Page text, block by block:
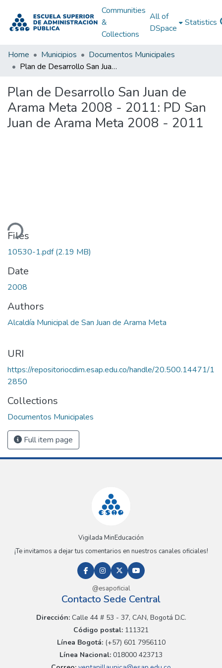
Communities
&
Collections
All of
DSpace
Statistics
Home Municipios
Documentos Municipales
Plan de Desarrollo San Juan de Arama Meta 2008 - 2011: PD San Juan de Arama Meta 2008 - 2011
Plan de Desarrollo San Juan de
Arama Meta 2008 - 2011: PD San
Juan de Arama Meta 2008 - 2011
Files
10530-1.pdf(2.19 MB)
Date
2008
Authors
Alcaldía Municipal de San Juan de Arama Meta
URI
https://repositoriocdim.esap.edu.co/handle/20.500.14471/1
2850
Collections
Documentos Municipales
Full item page
Vigilada MinEducación
¡Te invitamos a dejar tus comentarios en nuestros canales oficiales!
@esapoficial
Contacto Sede Central
Dirección:Calle 44 # 53 - 37, CAN, Bogotá D.C.
Código postal: 111321
Línea Bogotá:(+57) 601 7956110
Línea Nacional: 018000 423713